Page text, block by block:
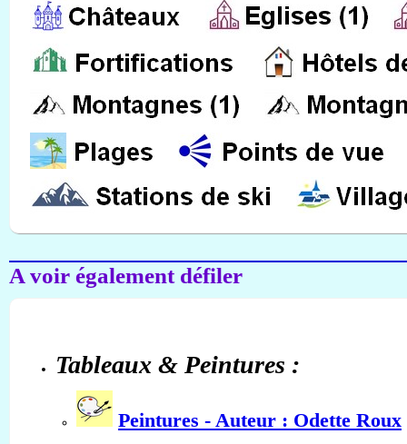
A voir également défiler
Tableaux & Peintures :
Peintures - Auteur : Odette Roux